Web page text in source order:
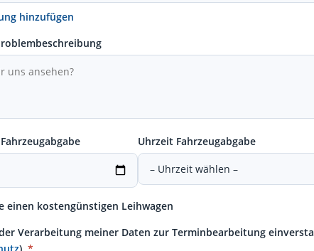
hinzufügen
Uhrzeit Fahrzeugabgabe
einen kostengünstigen Leihwagen
Verarbeitung meiner Daten zur Terminbearbeitung